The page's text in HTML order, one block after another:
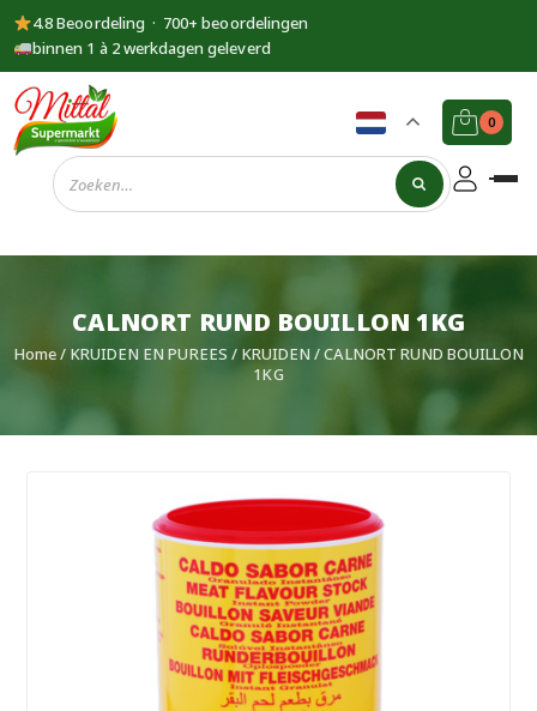
4.8 Beoordeling · 700+ beoordelingen
binnen 1 à 2 werkdagen geleverd
Supermarkt
Mittal
0
CALNORT RUND BOUILLON 1KG
Home/ KRUIDEN EN PUREES / KRUIDEN / CALNORT RUND BOUILLON
1KG